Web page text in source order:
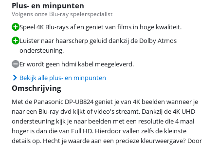
Plus- en minpunten
Volgens onze Blu-ray spelerspecialist
Speel 4K Blu-rays af en geniet van films in hoge kwaliteit.
Luister naar haarscherp geluid dankzij de Dolby Atmos
ondersteuning.
Er wordt geen hdmi kabel meegeleverd.
Bekijk alle plus- en minpunten
Omschrijving
Met de Panasonic DP-UB824 geniet je van 4K beelden wanneer je
naar een Blu-ray dvd kijkt of video's streamt. Dankzij de 4K UHD
ondersteuning kijk je naar beelden met een resolutie die 4 maal
hoger is dan die van Full HD. Hierdoor vallen zelfs de kleinste
details op. Hecht je waarde aan een precieze kleurweergave? Door